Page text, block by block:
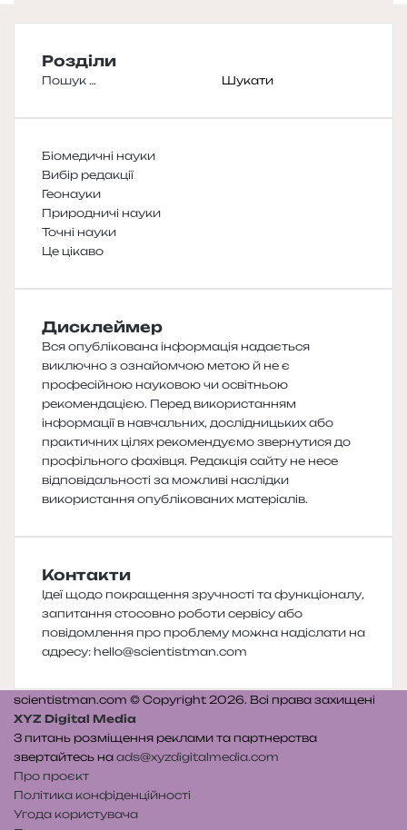
Розділи
Пошук:
Біомедичні науки
Вибір редакції
Геонауки
Природничі науки
Точні науки
Це цікаво
Дисклеймер
Вся опублікована інформація надається
виключно з ознайомчою метою й не є
професійною науковою чи освітньою
рекомендацією. Перед використанням
інформації в навчальних, дослідницьких або
практичних цілях рекомендуємо звернутися до
профільного фахівця. Редакція сайту не несе
відповідальності за можливі наслідки
використання опублікованих матеріалів.
Контакти
Ідеї щодо покращення зручності та функціоналу,
запитання стосовно роботи сервісу або
повідомлення про проблему можна надіслати на
адресу: hello@scientistman.com
scientistman.com © Copyright 2026. Всі права захищені
XYZ Digital Media
З питань розміщення реклами та партнерства
звертайтесь на ads@xyzdigitalmedia.com
Про проєкт
Політика конфіденційності
Угода користувача